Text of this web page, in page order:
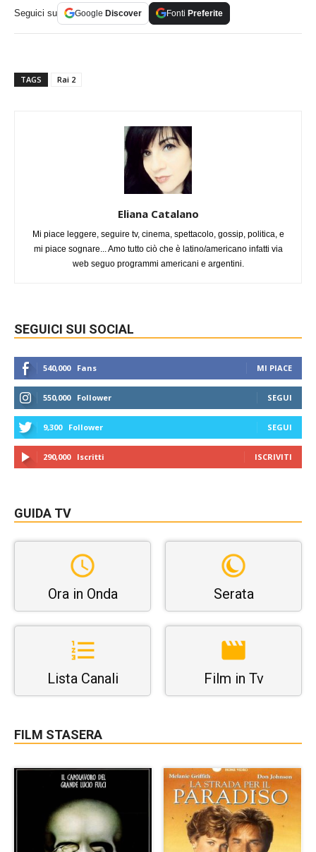
Seguici su Google Discover Fonti Preferite
TAGS Rai 2
Eliana Catalano
Mi piace leggere, seguire tv, cinema, spettacolo, gossip, politica, e
mi piace sognare... Amo tutto ciò che è latino/americano infatti via
web seguo programmi americani e argentini.
SEGUICI SUI SOCIAL
540,000 Fans MI PIACE
550,000 Follower SEGUI
9,300 Follower SEGUI
290,000 Iscritti ISCRIVITI
GUIDA TV
Ora in Onda Serata
Lista Canali Film in Tv
FILM STASERA